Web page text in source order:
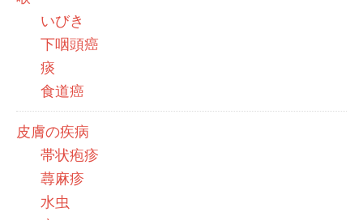
いびき
下咽頭癌
痰
食道癌
皮膚の疾病
帯状疱疹
蕁麻疹
水虫